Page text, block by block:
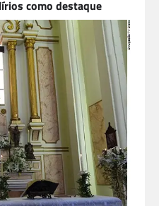
como destaque